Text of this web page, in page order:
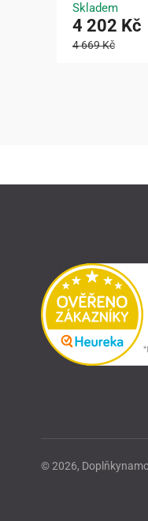
Skladem
4 202 Kč
4 669 Kč
© 2026,